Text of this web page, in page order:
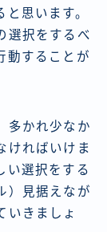
思います。
選択をするべ
動することが
多かれ少なか
ければいけま
い選択をする
）見据えなが
いきましょ